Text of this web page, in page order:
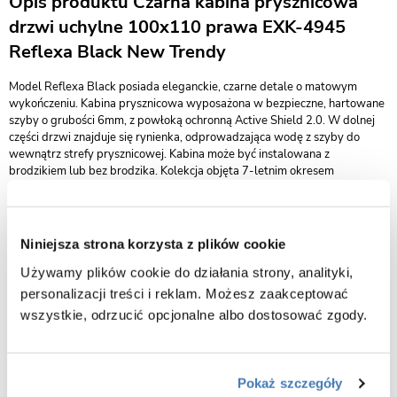
Niniejsza strona korzysta z plików cookie
Używamy plików cookie do działania strony, analityki,
personalizacji treści i reklam. Możesz zaakceptować
wszystkie, odrzucić opcjonalne albo dostosować zgody.
Pokaż szczegóły
drzwi uchylne 100x110 prawa EXK-4945
Reflexa Black New Trendy
Model Reflexa Black posiada eleganckie, czarne detale o matowym
wykończeniu. Kabina prysznicowa wyposażona w bezpieczne, hartowane
szyby o grubości 6mm, z powłoką ochronną Active Shield 2.0. W dolnej
części drzwi znajduje się rynienka, odprowadzająca wodę z szyby do
wewnątrz strefy prysznicowej. Kabina może być instalowana z
brodzikiem lub bez brodzika. Kolekcja objęta 7-letnim okresem
wymiar.
wymiary 100 x 110 x 200 cm (drzwi x ścianka x wysokość)
wariant kabiny prawy
kabina przystosowana do montażu na posadzce lub na brodziku
bezpieczne szkło przeźroczyste o grubości 6 mm
powłoka Active Shield 2.0 ułatwiająca utrzymanie kabiny w czystości